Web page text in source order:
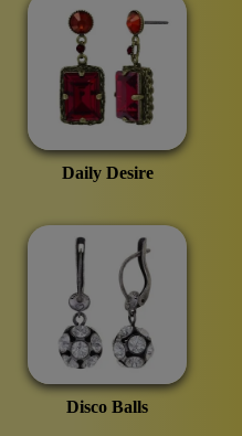
Daily Desire
Disco Balls